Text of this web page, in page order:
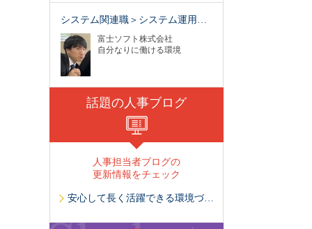
システム関連職＞システム運用…
富士ソフト株式会社
自分なりに働ける環境
話題の人事ブログ
人事担当者ブログの
更新情報をチェック
安心して長く活躍できる環境づくり